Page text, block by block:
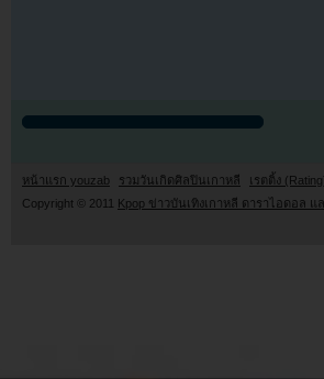
หน้าแรก youzab รวมวันเกิดศิลปินเกาหลี เรตติ้ง
Copyright © 2011
Kpop ข่าวบันเทิงเกาหลี ดาราไอดอล